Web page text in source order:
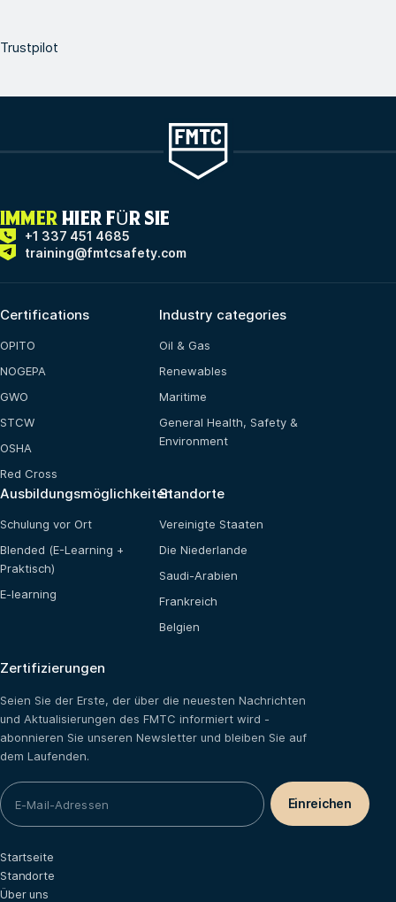
Trustpilot
IMMER HIER FÜR SIE
+1 337 451 4685
training@fmtcsafety.com
Certifications
OPITO
NOGEPA
GWO
STCW
OSHA
Red Cross
Industry categories
Oil & Gas
Renewables
Maritime
General Health, Safety &
Environment
Ausbildungsmöglichkeiten
Schulung vor Ort
Blended (E-Learning +
Praktisch)
E-learning
Standorte
Vereinigte Staaten
Die Niederlande
Saudi-Arabien
Frankreich
Belgien
Zertifizierungen
Seien Sie der Erste, der über die neuesten Nachrichten
und Aktualisierungen des FMTC informiert wird -
abonnieren Sie unseren Newsletter und bleiben Sie auf
dem Laufenden.
Startseite
Standorte
Über uns